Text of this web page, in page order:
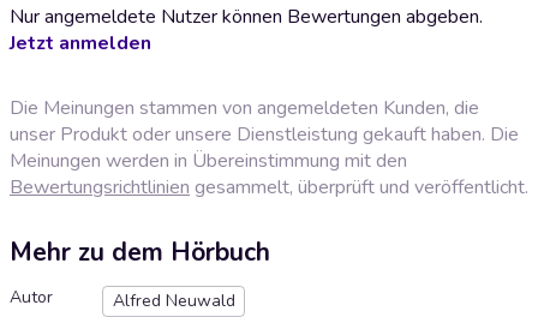
Nur angemeldete Nutzer können Bewertungen abgeben.
Jetzt anmelden
Die Meinungen stammen von angemeldeten Kunden, die
unser Produkt oder unsere Dienstleistung gekauft haben. Die
Meinungen werden in Übereinstimmung mit den
Bewertungsrichtlinien gesammelt, überprüft und veröffentlicht.
Mehr zu dem Hörbuch
Autor
Alfred Neuwald